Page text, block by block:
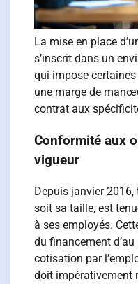
La mise en place
s’inscrit dans un
qui impose
une marge de
contrat aux
Conformité aux
vigueur
Depuis janvier 2016,
soit sa taille, est
à ses employés.
du financement
cotisation par
doit impérativement